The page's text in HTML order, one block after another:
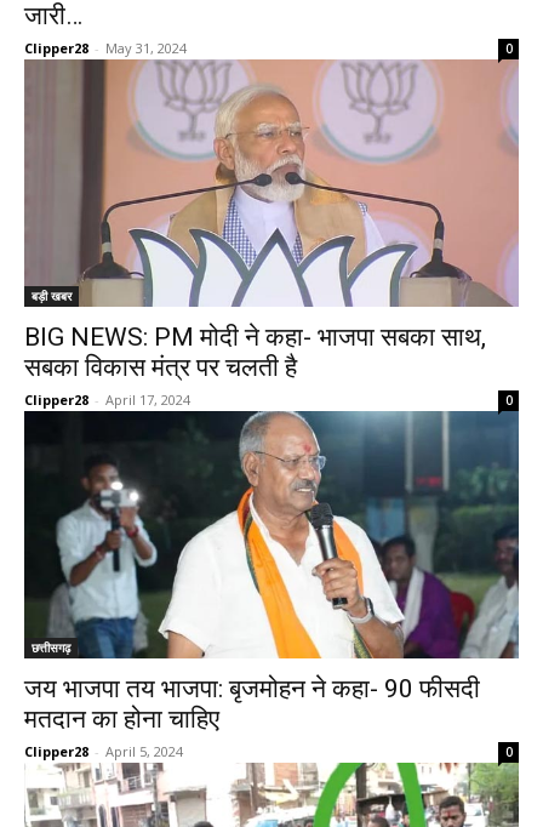
जारी…
Clipper28 - May 31, 2024 0
बड़ी खबर
BIG NEWS: PM मोदी ने कहा- भाजपा सबका साथ,
सबका विकास मंत्र पर चलती है
Clipper28 - April 17, 2024 0
छत्तीसगढ़
जय भाजपा तय भाजपा: बृजमोहन ने कहा- 90 फीसदी
मतदान का होना चाहिए
Clipper28 - April 5, 2024 0